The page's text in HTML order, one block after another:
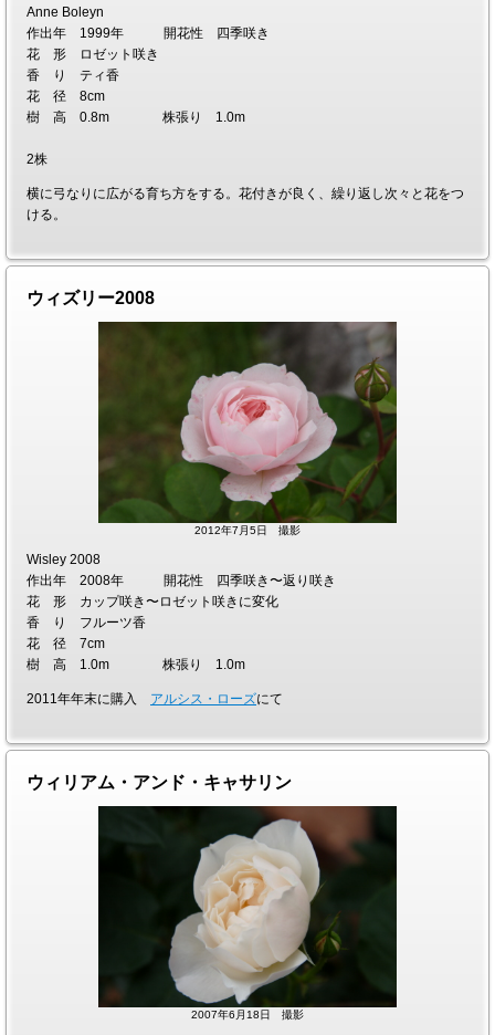
Anne Boleyn
作出年 1999年 開花性 四季咲き
花 形 ロゼット咲き
香 り ティ香
花 径 8cm
樹 高 0.8m 株張り 1.0m
2株
横に弓なりに広がる育ち方をする。花付きが良く、繰り返し次々と花をつ
ける。
ウィズリー2008
2012年7月5日 撮影
Wisley 2008
作出年 2008年 開花性 四季咲き〜返り咲き
花 形 カップ咲き〜ロゼット咲きに変化
香 り フルーツ香
花 径 7cm
樹 高 1.0m 株張り 1.0m
2011年年末に購入 アルシス・ローズにて
ウィリアム・アンド・キャサリン
2007年6月18日 撮影